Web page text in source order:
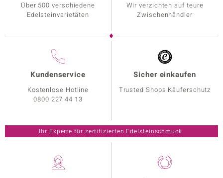
Über 500 verschiedene
Edelsteinvarietäten
Wir verzichten auf teure
Zwischenhändler
Kundenservice
Kostenlose Hotline
0800 227 44 13
Sicher einkaufen
Trusted Shops Käuferschutz
Ihr Experte für zertifizierten Edelsteinschmuck.